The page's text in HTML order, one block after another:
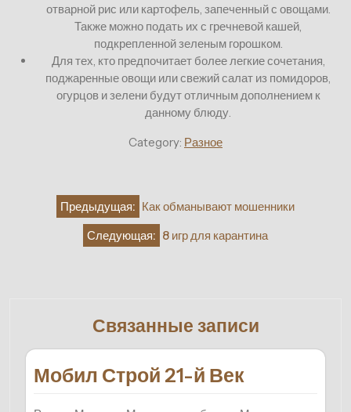
отварной рис или картофель, запеченный с овощами.
Также можно подать их с гречневой кашей,
подкрепленной зеленым горошком.
Для тех, кто предпочитает более легкие сочетания,
поджаренные овощи или свежий салат из помидоров,
огурцов и зелени будут отличным дополнением к
данному блюду.
Category: Разное
Навигация
записям
Предыдущая: Как обманывают мошенники
Следующая: 8 игр для карантина
Связанные записи
Мобил Строй 21-й Век